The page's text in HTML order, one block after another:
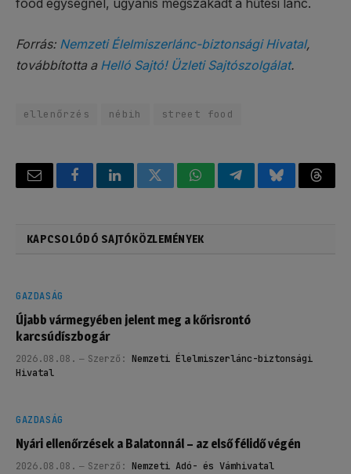
food egységnél, ugyanis megszakadt a hűtési lánc.
Forrás: Nemzeti Élelmiszerlánc-biztonsági Hivatal,
továbbította a Helló Sajtó! Üzleti Sajtószolgálat.
ellenőrzés nébih street food
Email FacebookLinkedInTwitterWhatsAppTelegramBluesky
KAPCSOLÓDÓ SAJTÓKÖZLEMÉNYEK
GAZDASÁG
Újabb vármegyében jelent meg a kőrisrontó
karcsúdíszbogár
2026.08.08. Szerző: Nemzeti Élelmiszerlánc-biztonsági
Hivatal
GAZDASÁG
Nyári ellenőrzések a Balatonnál – az első félidő végén
2026.08.08. Szerző: Nemzeti Adó- és Vámhivatal